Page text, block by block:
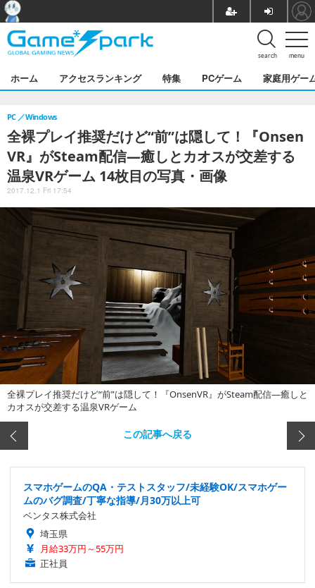
menu
search
ホーム アクセスランキング 特集 PCゲーム 家庭用ゲー
全裸プレイ推奨だけど“前”は隠して！『Onsen
VR』がSteam配信―癒しとカオスが交差する
温泉VRゲーム 14枚目の写真・画像
PC Windows
2017.12.1 Fri 17:54
全裸プレイ推奨だけど“前”は隠して！『OnsenVR』がSteam配信―癒しと
カオスが交差する温泉VRゲーム
この記事へ戻る
スマホゲームのQA・テストスタッフ/未経験OK/スマホゲー
ムのバグ調査/丁寧な指導/月30万以上可
ベンタス株式会社
埼玉県
月給33万円～55万円
正社員